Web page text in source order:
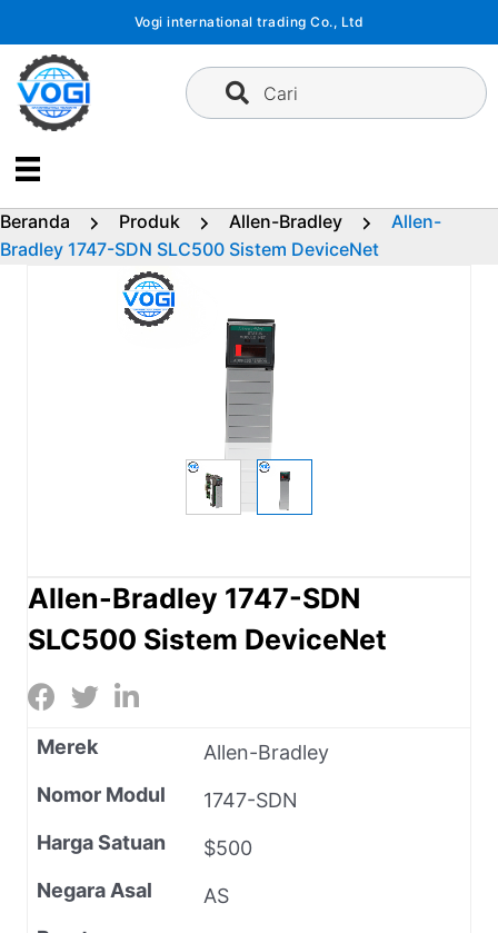
konten
Vogi international trading Co., Ltd
Cari
Beranda Produk Allen-Bradley
Allen-
Bradley 1747-SDN SLC500 Sistem DeviceNet
Allen-Bradley 1747-SDN
SLC500 Sistem DeviceNet
Merek
Allen-Bradley
Nomor Modul
1747-SDN
Harga Satuan
$500
Negara Asal
AS